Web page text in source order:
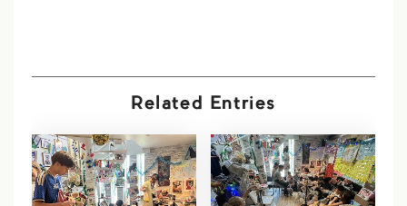
Related Entries